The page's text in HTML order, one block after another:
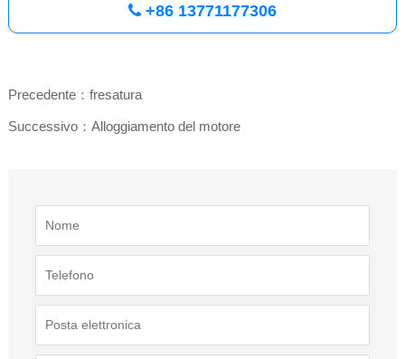
+86 13771177306
Precedente：fresatura
Successivo：Alloggiamento del motore